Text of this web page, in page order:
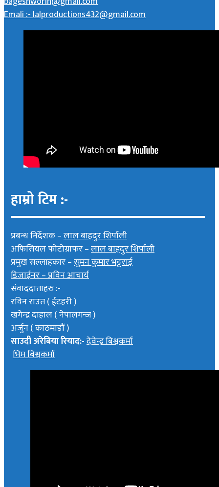
Emali :- lalproductions432@gmail.com
हाम्रो टिम :-
प्रबन्ध निर्देशक –लाल बाहदुर शिर्पाली
अफिसियल फोटोग्राफर –लाल बाहदुर शिर्पाली
प्रमुख सल्लाहकार –सुमन कुमार भट्टराई
डिजाईनर – प्रविन आचार्य
संवाददाताहरु :-
रविन राउत ( ईटहरी )
खगेन्द्र दाहाल ( नेपालगन्ज )
अर्जुन ( काठमाडौं )
साउदी अरेबिया रियाद:-देवेन्द्र बिश्वकर्मा
भिम बिश्वकर्मा